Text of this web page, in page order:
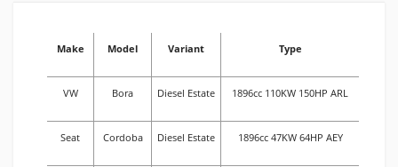
Make Model Variant Type
VW Bora Diesel Estate 1896cc 110KW 150HP ARL
Seat Cordoba Diesel Estate 1896cc 47KW 64HP AEY